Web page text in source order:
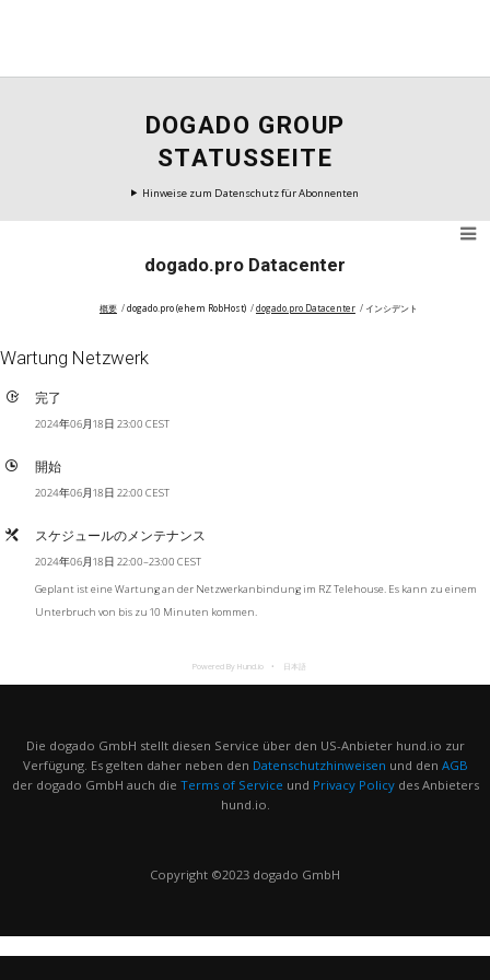
DOGADO GROUP
STATUSSEITE
Hinweise zum Datenschutz für Abonnenten
dogado.pro Datacenter
概要 dogado.pro (ehem RobHost) dogado.pro Datacenter インシデント
Wartung Netzwerk
完了
2024年06月18日 23:00 CEST
開始
2024年06月18日 22:00 CEST
スケジュールのメンテナンス
2024年06月18日 22:00–23:00 CEST
Geplant ist eine Wartung an der Netzwerkanbindung im RZ Telehouse. Es kann zu einem
Unterbruch von bis zu 10 Minuten kommen.
Powered By Hund.io 日本語
Die dogado GmbH stellt diesen Service über den US-Anbieter hund.io zur
Verfügung. Es gelten daher neben den Datenschutzhinweisen und den AGB
der dogado GmbH auch die Terms of Service und Privacy Policydes Anbieters
hund.io.
Copyright ©2023 dogado GmbH